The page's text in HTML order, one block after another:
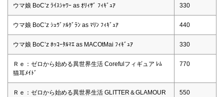
ウマ娘 BoC’z ﾗｲｽｼｬﾜｰ as ｵﾘｨｻﾞ ﾌｨｷﾞｭｱ 330
ウマ娘 BoC’z ｼｭｳﾞｧﾙｸﾞﾗﾝ as ﾏﾘﾝ ﾌｨｷﾞｭｱ 440
ウマ娘 BoC’z ﾎｯｺｰﾀﾙﾏｴ as MACOtMai ﾌｨｷﾞｭｱ 330
Ｒｅ：ゼロから始める異世界生活 Corefulフィギュア ﾚﾑ
猫耳ﾒｲﾄﾞ
770
Ｒｅ：ゼロから始める異世界生活 GLITTER＆GLAMOUR
550